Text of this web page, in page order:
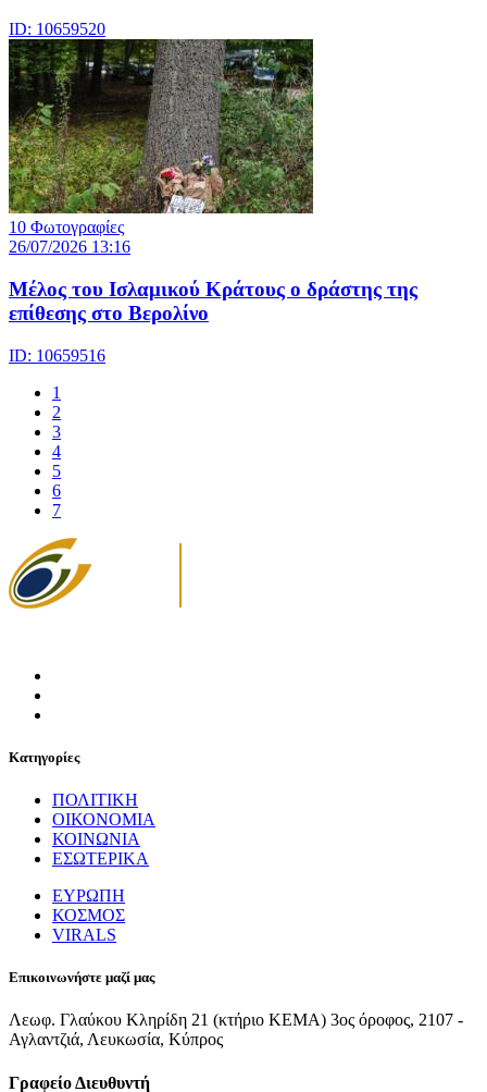
ID: 10659520
10 Φωτογραφίες
26/07/2026 13:16
Μέλος του Ισλαμικού Κράτους o δράστης της
επίθεσης στο Βερολίνο
ID: 10659516
1
2
3
4
5
6
7
Κατηγορίες
ΠΟΛΙΤΙΚΗ
ΟΙΚΟΝΟΜΙΑ
ΚΟΙΝΩΝΙΑ
ΕΣΩΤΕΡΙΚΑ
ΕΥΡΩΠΗ
ΚΟΣΜΟΣ
VIRALS
Επικοινωνήστε μαζί μας
Λεωφ. Γλαύκου Κληρίδη 21 (κτήριο ΚΕΜΑ) 3ος όροφος, 2107 -
Αγλαντζιά, Λευκωσία, Κύπρος
Γραφείο Διευθυντή